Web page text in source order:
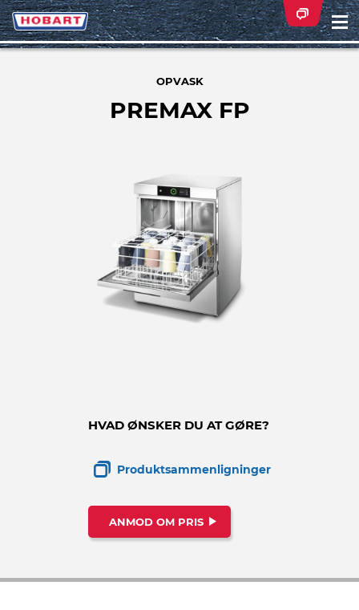
OPVASK
PREMAX FP
HVAD ØNSKER DU AT GØRE?
Produktsammenligninger
ANMOD OM PRIS